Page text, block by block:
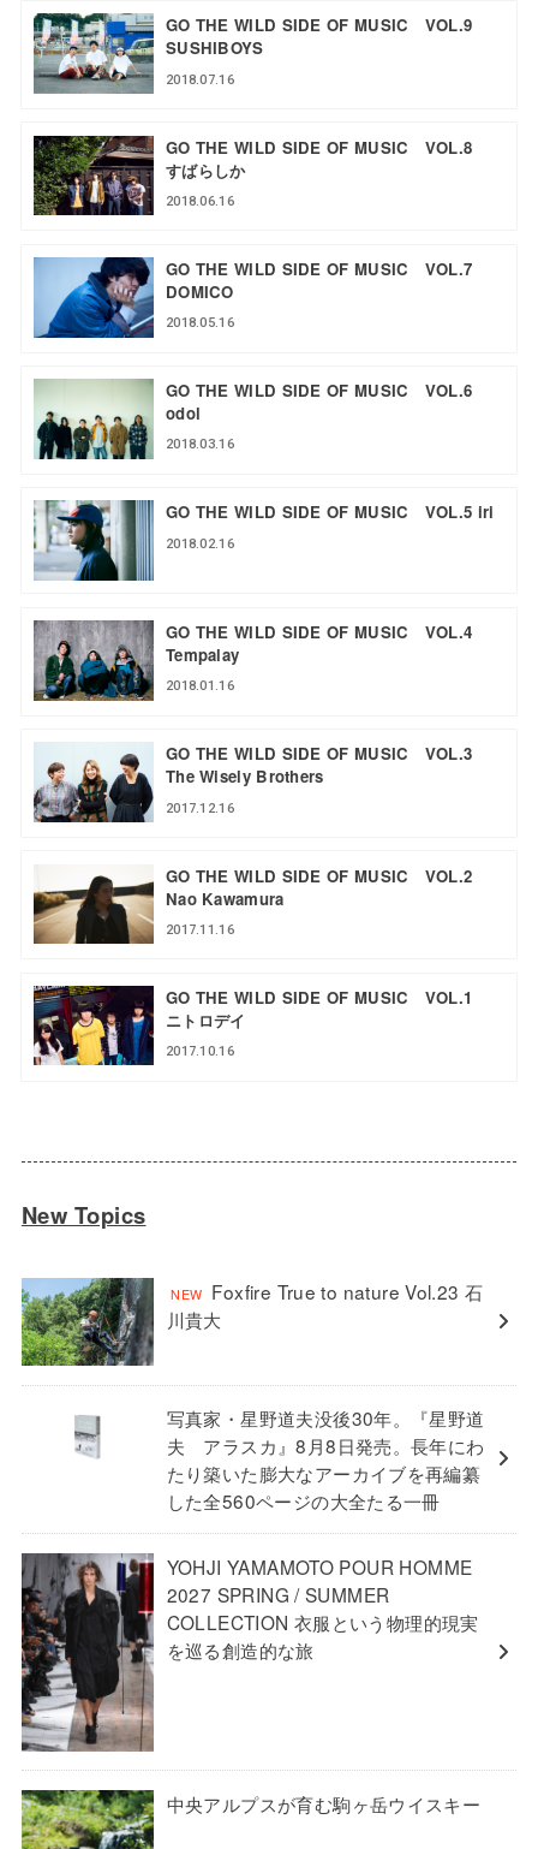
GO THE WILD SIDE OF MUSIC VOL.9
SUSHIBOYS
2018.07.16
GO THE WILD SIDE OF MUSIC VOL.8
すばらしか
2018.06.16
GO THE WILD SIDE OF MUSIC VOL.7
DOMICO
2018.05.16
GO THE WILD SIDE OF MUSIC VOL.6
odol
2018.03.16
GO THE WILD SIDE OF MUSIC VOL.5 iri
2018.02.16
GO THE WILD SIDE OF MUSIC VOL.4
Tempalay
2018.01.16
GO THE WILD SIDE OF MUSIC VOL.3
The Wisely Brothers
2017.12.16
GO THE WILD SIDE OF MUSIC VOL.2
Nao Kawamura
2017.11.16
GO THE WILD SIDE OF MUSIC VOL.1
ニトロデイ
2017.10.16
New Topics
Foxfire True to nature Vol.23 石
川貴大
写真家・星野道夫没後30年。『星野道
夫 アラスカ』8月8日発売。長年にわ
たり築いた膨大なアーカイブを再編纂
した全560ページの大全たる一冊
YOHJI YAMAMOTO POUR HOMME
2027 SPRING / SUMMER
COLLECTION 衣服という物理的現実
を巡る創造的な旅
中央アルプスが育む駒ヶ岳ウイスキー